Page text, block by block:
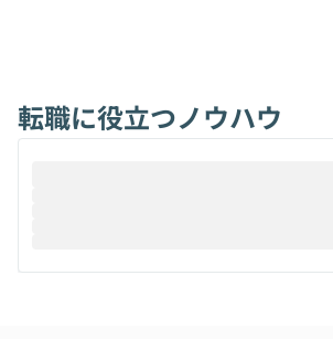
けでなく、想像以上の範囲まで自動化でき
ることは、まだあまり知られていません。
メルカリでの判断基準をもとに「なぜClau
転職に役立つノウハウ